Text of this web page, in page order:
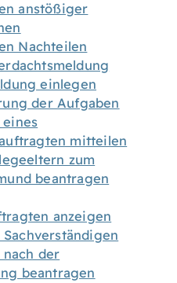
anstößiger
Nachteilen
einlegen
der Aufgaben
mitteilen
zum
beantragen
anzeigen
der
beantragen